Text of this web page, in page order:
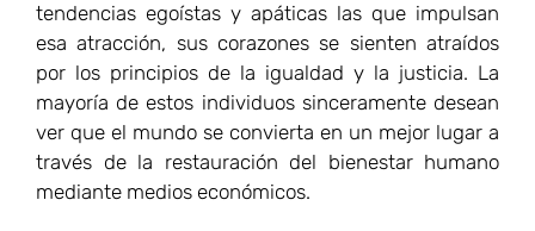
tendencias egoístas y apáticas las que impulsan
esa atracción, sus corazones se sienten atraídos
por los principios de la igualdad y la justicia. La
mayoría de estos individuos sinceramente desean
ver que el mundo se convierta en un mejor lugar a
través de la restauración del bienestar humano
mediante medios económicos.